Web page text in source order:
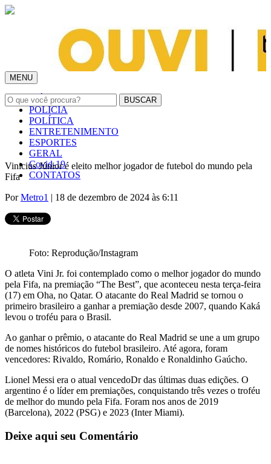
MENU
INÍCIO
POLÍCIA
POLÍTICA
ENTRETENIMENTO
ESPORTES
GERAL
Covid-19
CONTATOS
Vinicius Júnior é eleito melhor jogador de futebol do mundo pela
Fifa
PorMetro1 | 18 de dezembro de 2024 às 6:11
Foto: Reprodução/Instagram
O atleta Vini Jr. foi contemplado como o melhor jogador do mundo
pela Fifa, na premiação “The Best”, que aconteceu nesta terça-feira
(17) em Oha, no Qatar. O atacante do Real Madrid se tornou o
primeiro brasileiro a ganhar a premiação desde 2007, quando Kaká
levou o troféu para o Brasil.
Ao ganhar o prêmio, o atacante do Real Madrid se une a um grupo
de nomes históricos do futebol brasileiro. Até agora, foram
vencedores: Rivaldo, Romário, Ronaldo e Ronaldinho Gaúcho.
Lionel Messi era o atual vencedoDr das últimas duas edições. O
argentino é o líder em premiações, conquistando três vezes o troféu
de melhor do mundo pela Fifa. Foram nos anos de 2019
(Barcelona), 2022 (PSG) e 2023 (Inter Miami).
Deixe aqui seu Comentário